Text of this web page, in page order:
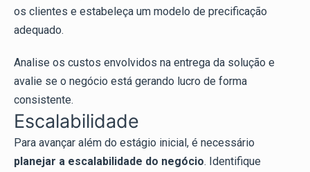
os clientes e estabeleça um modelo de precificação
adequado.
Analise os custos envolvidos na entrega da solução e
avalie se o negócio está gerando lucro de forma
consistente.
Escalabilidade
Para avançar além do estágio inicial, é necessário
planejar a escalabilidade do negócio. Identifique